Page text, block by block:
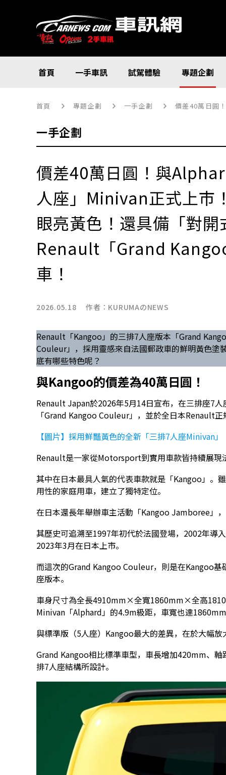
首頁 一手車訊 試駕體驗 專題企劃
首頁 專題企劃 一手企劃 價差40萬日圓！與
一手企劃
價差40萬日圓！與
人座」Minivan正式上市
眼亮黃色！還具備「對開
Renault「Grand
車！
2026.05.18 作者： KURUMAのNEWS
Renault「Kangoo」的三排7人座版本「Grand
Couleur」，採用靈感來自法國郵政車的鮮明黃色塗
底有哪些特色呢？
與Kangoo的價差為40萬日圓！
Renault Japan於2026年5月14日宣布，在三排座7
「Grand Kangoo Couleur」，並於全日本Renault
【圖片】採用鮮豔黃色的全新「三排7人座Minivan
Renault是一家從Motorsport到實用車款皆持續展現
其中在日本最具人氣的代表車款就是「Kangoo」。
用性的家庭用車，建立了獨特定位。
在日本還長年舉辦車主活動「Kangoo Jamboree」
其歷史可追溯至1997年初代於法國登場，2002年導
2023年3月在日本上市。
而這次的Grand Kangoo Couleur，則是在Kangoo
座版本。
車身尺寸為全長4910mm×全寬1860mm×全高
Minivan「Alphard」的4.9m級距，車寬也達
與標準版（5人座）Kangoo最大的差異，在於大幅
Grand Kangoo相比標準車型，車長增加420mm、
排7人座結構所設計。